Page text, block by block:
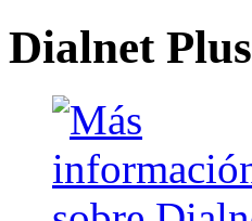
Dialnet Plus